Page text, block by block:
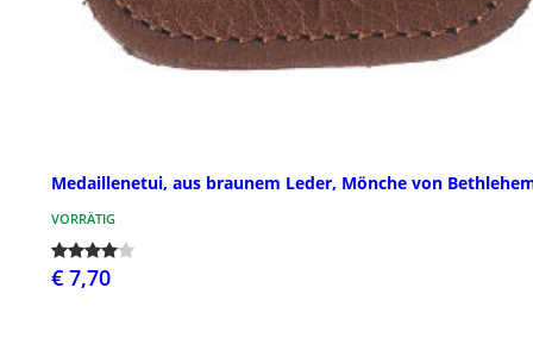
Medaillenetui, aus braunem Leder, Mönche von
VORRÄTIG
€ 7,70